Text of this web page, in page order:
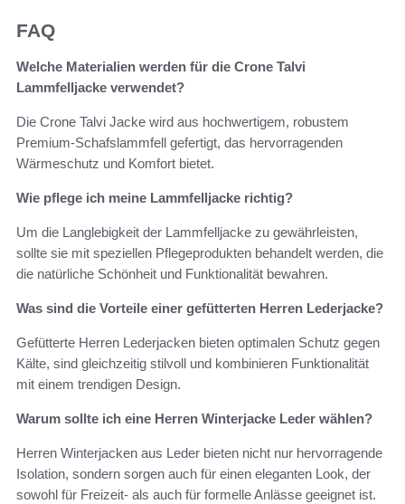
FAQ
Welche Materialien werden für die Crone Talvi
Lammfelljacke verwendet?
Die Crone Talvi Jacke wird aus hochwertigem, robustem
Premium-Schafslammfell gefertigt, das hervorragenden
Wärmeschutz und Komfort bietet.
Wie pflege ich meine Lammfelljacke richtig?
Um die Langlebigkeit der Lammfelljacke zu gewährleisten,
sollte sie mit speziellen Pflegeprodukten behandelt werden, die
die natürliche Schönheit und Funktionalität bewahren.
Was sind die Vorteile einer gefütterten Herren Lederjacke?
Gefütterte Herren Lederjacken bieten optimalen Schutz gegen
Kälte, sind gleichzeitig stilvoll und kombinieren Funktionalität
mit einem trendigen Design.
Warum sollte ich eine Herren Winterjacke Leder wählen?
Herren Winterjacken aus Leder bieten nicht nur hervorragende
Isolation, sondern sorgen auch für einen eleganten Look, der
sowohl für Freizeit- als auch für formelle Anlässe geeignet ist.